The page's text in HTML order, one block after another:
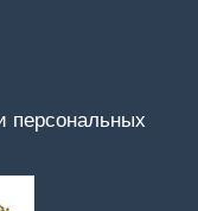
персональных